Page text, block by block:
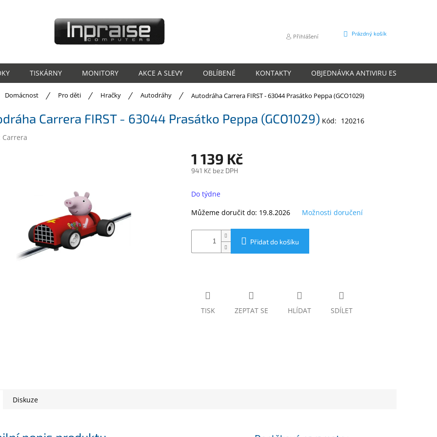
Přihlášení
NÁKUPNÍ
Prázdný košík
TISKÁRNY MONITORY AKCE A SLEVY OBLÍBENÉ KONTAKTY OBJEDNÁVKA ANTIVIRU ESET
Domácnost Pro děti Hračky Autodráhy Autodráha Carrera FIRST - 63044 Prasátko Peppa (GCO1029)
Carrera FIRST - 63044 Prasátko Peppa (GCO1029) Kód: 120216
Carrera
1 139 Kč
941 Kč bez DPH
cena:
Do týdne
Můžeme doručit do: 19.8.2026 Možnosti doručení
Přidat do košíku
TISK ZEPTAT SE HLÍDAT SDÍLET
Diskuze